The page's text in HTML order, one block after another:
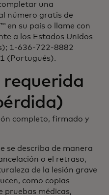
una
número gratis de
en su país o llame con
a los Estados Unidos
1-636-722-8882
(Portugués).
requerida
completo, firmado y
se describa de manera
o el retraso,
de la lesión grave
como copias
pruebas médicas,